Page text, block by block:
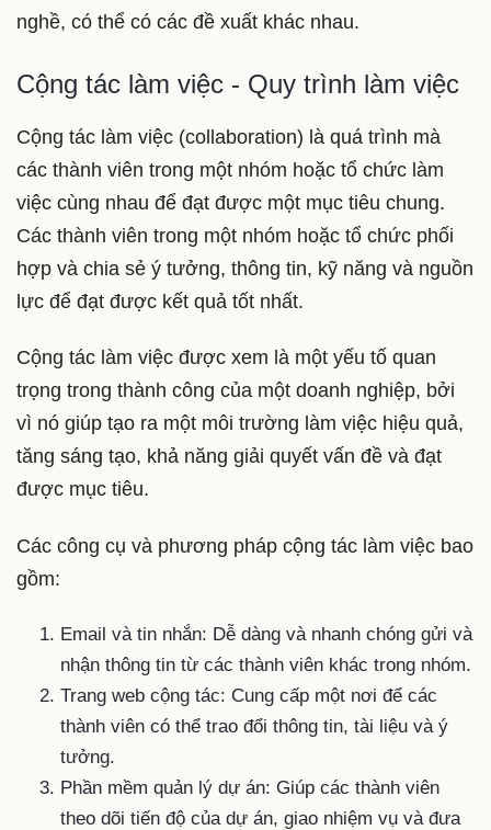
nghề, có thể có các đề xuất khác nhau.
Cộng tác làm việc - Quy trình làm việc
Cộng tác làm việc (collaboration) là quá trình mà
các thành viên trong một nhóm hoặc tổ chức làm
việc cùng nhau để đạt được một mục tiêu chung.
Các thành viên trong một nhóm hoặc tổ chức phối
hợp và chia sẻ ý tưởng, thông tin, kỹ năng và nguồn
lực để đạt được kết quả tốt nhất.
Cộng tác làm việc được xem là một yếu tố quan
trọng trong thành công của một doanh nghiệp, bởi
vì nó giúp tạo ra một môi trường làm việc hiệu quả,
tăng sáng tạo, khả năng giải quyết vấn đề và đạt
được mục tiêu.
Các công cụ và phương pháp cộng tác làm việc bao
gồm:
Email và tin nhắn: Dễ dàng và nhanh chóng gửi và
nhận thông tin từ các thành viên khác trong nhóm.
Trang web cộng tác: Cung cấp một nơi để các
thành viên có thể trao đổi thông tin, tài liệu và ý
tưởng.
Phần mềm quản lý dự án: Giúp các thành viên
theo dõi tiến độ của dự án, giao nhiệm vụ và đưa